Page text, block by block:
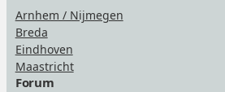
Arnhem / Nijmegen
Breda
Eindhoven
Maastricht
Forum